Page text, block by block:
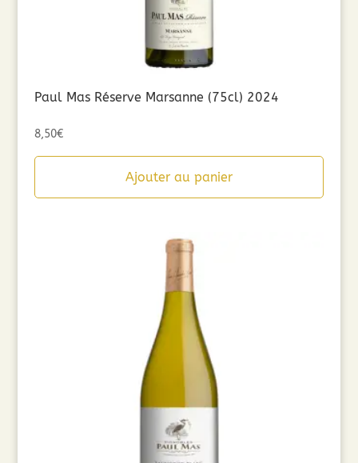
Paul Mas Réserve Marsanne (75cl) 2024
8,50€
Ajouter au panier